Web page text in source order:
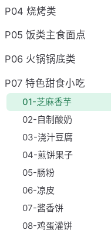
P04 烧烤类
P05 饭类主食面点
P06 火锅锅底类
P07 特色甜食小吃
01-芝麻香芋
02-自制酸奶
03-浇汁豆腐
04-煎饼果子
05-肠粉
06-凉皮
07-酱香饼
08-鸡蛋灌饼